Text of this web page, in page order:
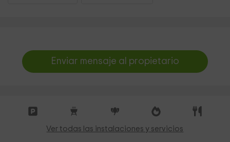
Enviar mensaje al propietario
Ver todas las instalaciones y servicios